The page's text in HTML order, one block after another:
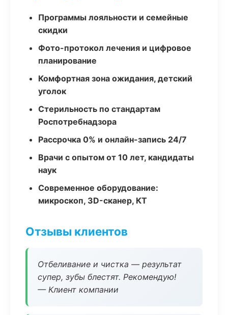
Программы лояльности и семейные
скидки
Фото-протокол лечения и цифровое
планирование
Комфортная зона ожидания, детский
уголок
Стерильность по стандартам
Роспотребнадзора
Рассрочка 0% и онлайн-запись 24/7
Врачи с опытом от 10 лет, кандидаты
наук
Современное оборудование:
микроскоп, 3D-сканер, КТ
Отзывы клиентов
Отбеливание и чистка — результат
супер, зубы блестят. Рекомендую!
— Клиент компании